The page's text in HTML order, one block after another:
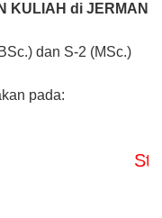
KULIAH di JERMAN
dan S-2 (MSc.)
pada:
Study